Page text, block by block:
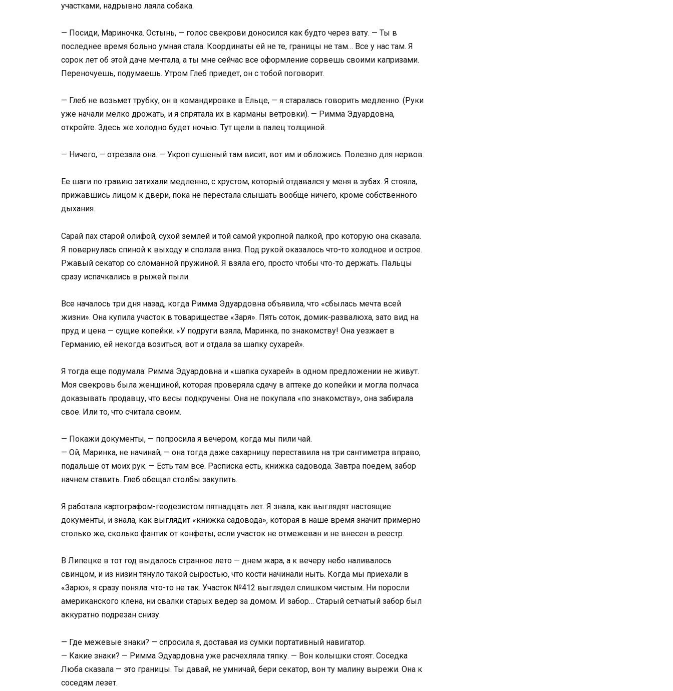
участками, надрывно лаяла собака.
— Посиди, Мариночка. Остынь, — голос свекрови доносился как будто через вату. — Ты в
последнее время больно умная стала. Координаты ей не те, границы не там… Все у нас там. Я
сорок лет об этой даче мечтала, а ты мне сейчас все оформление сорвешь своими капризами.
Переночуешь, подумаешь. Утром Глеб приедет, он с тобой поговорит.
— Глеб не возьмет трубку, он в командировке в Ельце, — я старалась говорить медленно. (Руки
уже начали мелко дрожать, и я спрятала их в карманы ветровки). — Римма Эдуардовна,
откройте. Здесь же холодно будет ночью. Тут щели в палец толщиной.
— Ничего, — отрезала она. — Укроп сушеный там висит, вот им и обложись. Полезно для нервов.
Ее шаги по гравию затихали медленно, с хрустом, который отдавался у меня в зубах. Я стояла,
прижавшись лицом к двери, пока не перестала слышать вообще ничего, кроме собственного
дыхания.
Сарай пах старой олифой, сухой землей и той самой укропной палкой, про которую она сказала.
Я повернулась спиной к выходу и сползла вниз. Под рукой оказалось что-то холодное и острое.
Ржавый секатор со сломанной пружиной. Я взяла его, просто чтобы что-то держать. Пальцы
сразу испачкались в рыжей пыли.
Все началось три дня назад, когда Римма Эдуардовна объявила, что «сбылась мечта всей
жизни». Она купила участок в товариществе «Заря». Пять соток, домик-развалюха, зато вид на
пруд и цена — сущие копейки. «У подруги взяла, Маринка, по знакомству! Она уезжает в
Германию, ей некогда возиться, вот и отдала за шапку сухарей».
Я тогда еще подумала: Римма Эдуардовна и «шапка сухарей» в одном предложении не живут.
Моя свекровь была женщиной, которая проверяла сдачу в аптеке до копейки и могла полчаса
доказывать продавцу, что весы подкручены. Она не покупала «по знакомству», она забирала
свое. Или то, что считала своим.
— Покажи документы, — попросила я вечером, когда мы пили чай.
— Ой, Маринка, не начинай, — она тогда даже сахарницу переставила на три сантиметра вправо,
подальше от моих рук. — Есть там всё. Расписка есть, книжка садовода. Завтра поедем, забор
начнем ставить. Глеб обещал столбы закупить.
Я работала картографом-геодезистом пятнадцать лет. Я знала, как выглядят настоящие
документы, и знала, как выглядит «книжка садовода», которая в наше время значит примерно
столько же, сколько фантик от конфеты, если участок не отмежеван и не внесен в реестр.
В Липецке в тот год выдалось странное лето — днем жара, а к вечеру небо наливалось
свинцом, и из низин тянуло такой сыростью, что кости начинали ныть. Когда мы приехали в
«Зарю», я сразу поняла: что-то не так. Участок №412 выглядел слишком чистым. Ни поросли
американского клена, ни свалки старых ведер за домом. И забор… Старый сетчатый забор был
аккуратно подрезан снизу.
— Где межевые знаки? — спросила я, доставая из сумки портативный навигатор.
— Какие знаки? — Римма Эдуардовна уже расчехляла тяпку. — Вон колышки стоят. Соседка
Люба сказала — это границы. Ты давай, не умничай, бери секатор, вон ту малину вырежи. Она к
соседям лезет.